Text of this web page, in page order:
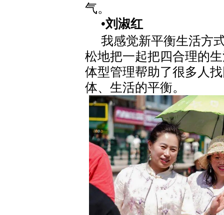
气。
•刘淑红
我感觉新平衡生活方
松地把一起把四合理的
体型管理帮助了很多人
体、生活的平衡。